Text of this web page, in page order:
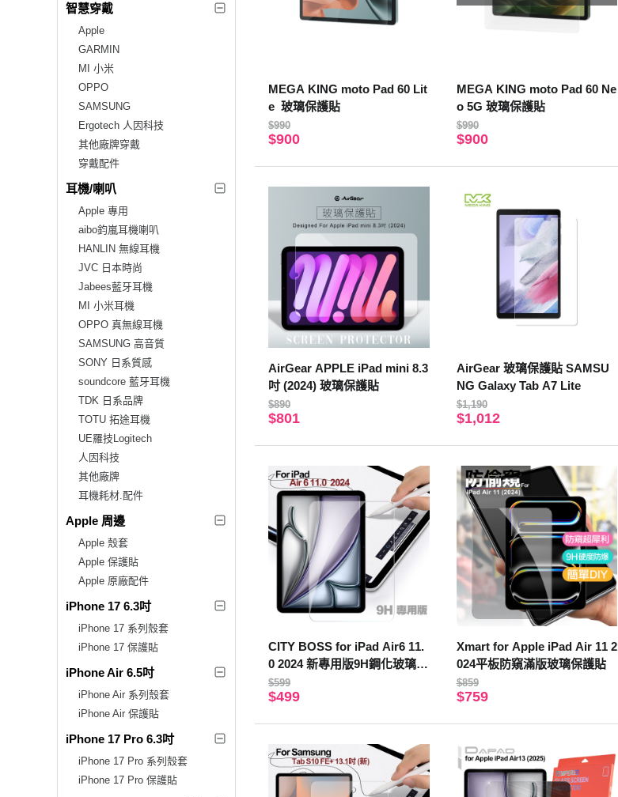
智慧穿戴
Apple
GARMIN
MI 小米
OPPO
SAMSUNG
Ergotech 人因科技
其他廠牌穿戴
穿戴配件
耳機/喇叭
Apple 專用
aibo鈞嵐耳機喇叭
HANLIN 無線耳機
JVC 日本時尚
Jabees藍牙耳機
MI 小米耳機
OPPO 真無線耳機
SAMSUNG 高音質
SONY 日系質感
soundcore 藍牙耳機
TDK 日系品牌
TOTU 拓途耳機
UE羅技Logitech
人因科技
其他廠牌
耳機耗材.配件
Apple 周邊
Apple 殼套
Apple 保護貼
Apple 原廠配件
iPhone 17 6.3吋
iPhone 17 系列殼套
iPhone 17 保護貼
iPhone Air 6.5吋
iPhone Air 系列殼套
iPhone Air 保護貼
iPhone 17 Pro 6.3吋
iPhone 17 Pro 系列殼套
iPhone 17 Pro 保護貼
MEGA KING moto Pad 60 Lit
e 玻璃保護貼
$990
$900
MEGA KING moto Pad 60 Ne
o 5G 玻璃保護貼
$990
$900
AirGear APPLE iPad mini 8.3
吋 (2024) 玻璃保護貼
$890
$801
AirGear 玻璃保護貼 SAMSU
NG Galaxy Tab A7 Lite
$1,190
$1,012
CITY BOSS for iPad Air6 11.
0 2024 新專用版9H鋼化玻璃保
護貼
$599
$499
Xmart for Apple iPad Air 11 2
024平板防窺滿版玻璃保護貼
$859
$759